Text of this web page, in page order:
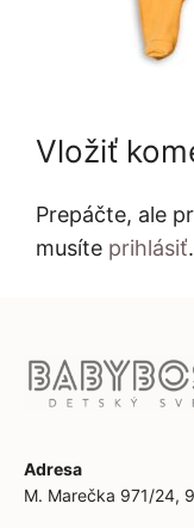
Vložiť
Prepáčte, ale
musíte prihlásiť.
Adresa
M. Marečka 971/24,